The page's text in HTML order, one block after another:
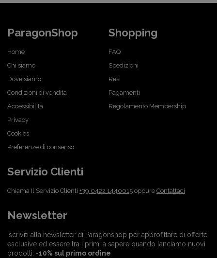
ParagonShop
Home
Chi siamo
Dove siamo
Condizioni di vendita
Accessibilità
Privacy
Cookies
Preferenze di consenso
Shopping
FAQ
Spedizioni
Resi
Pagamenti
Regolamento Membership
Servizio Clienti
Chiama Il Servizio Clienti +39 0422 1440015 oppure Contattaci
Newsletter
Iscriviti alla newsletter di Paragonshop per approfittare di offerte
esclusive ed essere tra i primi a sapere quando lanciamo nuovi
prodotti. -10% sul primo ordine